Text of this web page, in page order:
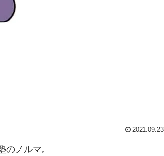
2021.09.23
のノルマ。